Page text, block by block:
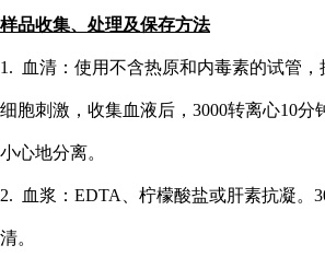
样品收集、处理及保存方法
1. 血清：使用不含热原和内毒素的试管
细胞刺激，收集血液后，3000转离心10分
小心地分离。
2. 血浆：EDTA、柠檬酸盐或肝素抗凝。
清。